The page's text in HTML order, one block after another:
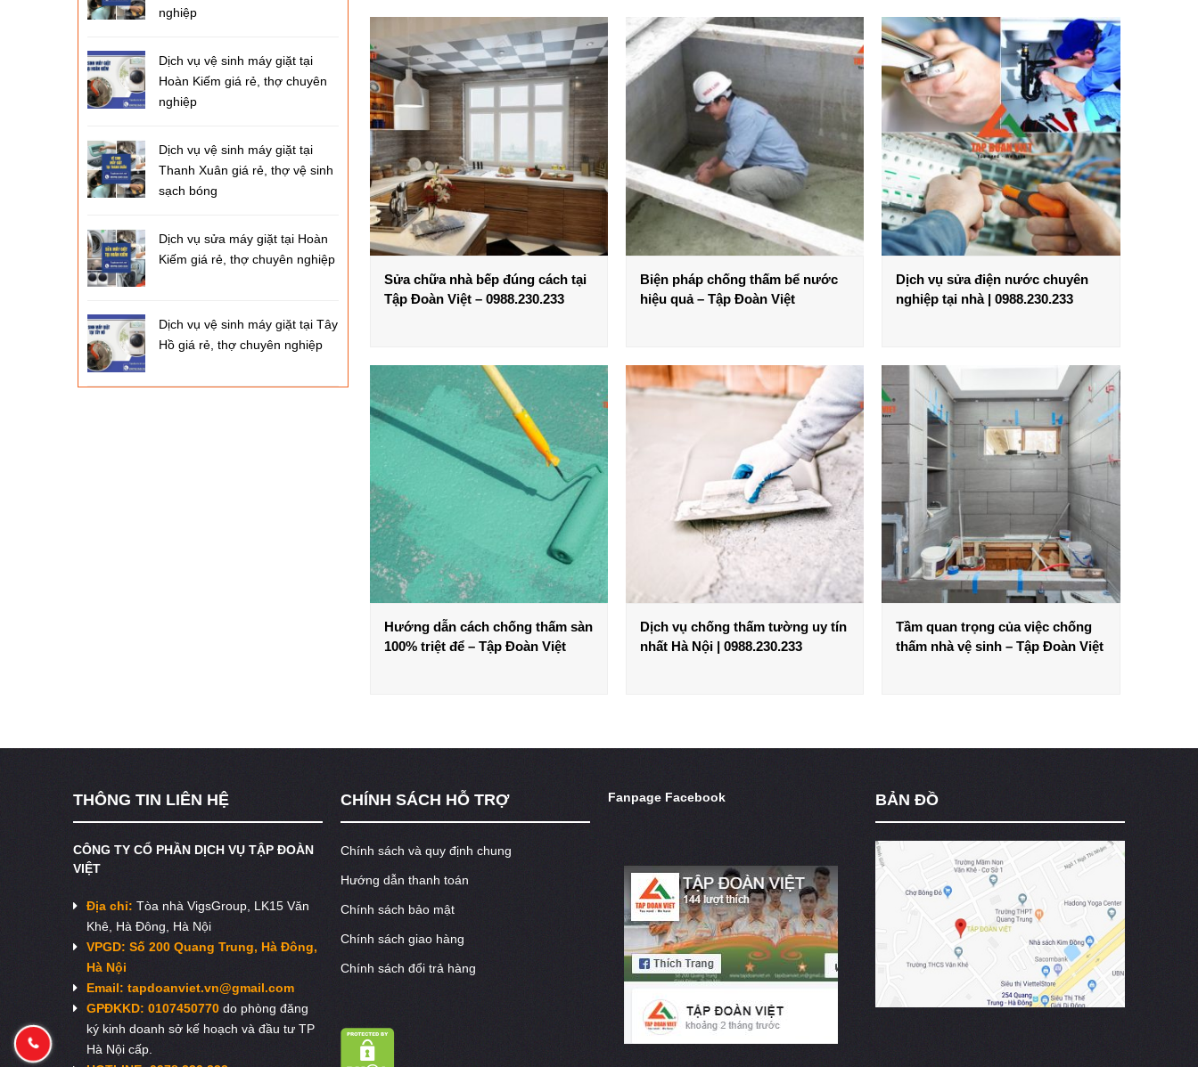
Sửa chữa nhà bếp đúng cách tại
Tập Đoàn Việt – 0988.230.233
Biện pháp chống thấm bể nước
hiệu quả – Tập Đoàn Việt
Dịch vụ sửa điện nước chuyên
nghiệp tại nhà | 0988.230.233
Hướng dẫn cách chống thấm sàn
100% triệt để – Tập Đoàn Việt
Dịch vụ chống thấm tường uy tín
nhất Hà Nội | 0988.230.233
Tầm quan trọng của việc chống
thấm nhà vệ sinh – Tập Đoàn Việt
nghiệp
Dịch vụ vệ sinh máy giặt tại
Hoàn Kiếm giá rẻ, thợ chuyên
nghiệp
Dịch vụ vệ sinh máy giặt tại
Thanh Xuân giá rẻ, thợ vệ sinh
sạch bóng
Dịch vụ sửa máy giặt tại Hoàn
Kiếm giá rẻ, thợ chuyên nghiệp
Dịch vụ vệ sinh máy giặt tại Tây
Hồ giá rẻ, thợ chuyên nghiệp
THÔNG TIN LIÊN HỆ
CÔNG TY CỔ PHẦN DỊCH VỤ TẬP ĐOÀN
VIỆT
Địa chỉ: Tòa nhà VigsGroup, LK15 Văn
Khê, Hà Đông, Hà Nội
VPGD: Số 200 Quang Trung, Hà Đông,
Hà Nội
Email: tapdoanviet.vn@gmail.com
GPĐKKD: 0107450770 do phòng đăng
ký kinh doanh sở kế hoạch và đầu tư TP
Hà Nội cấp.
CHÍNH SÁCH HỖ TRỢ
Chính sách và quy định chung
Hướng dẫn thanh toán
Chính sách bảo mật
Chính sách giao hàng
Chính sách đổi trả hàng
Fanpage Facebook BẢN ĐỒ